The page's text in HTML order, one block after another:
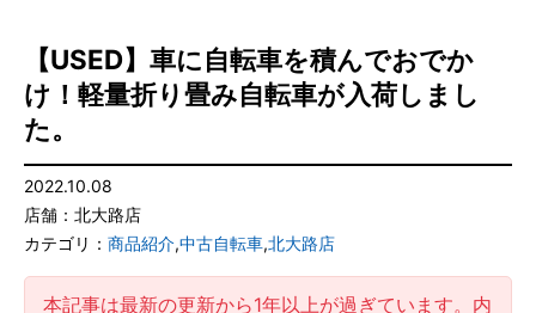
【USED】車に自転車を積んでおでか
け！軽量折り畳み自転車が入荷しまし
た。
2022.10.08
店舗：北大路店
カテゴリ： 商品紹介,中古自転車,北大路店
本記事は最新の更新から1年以上が過ぎています。内